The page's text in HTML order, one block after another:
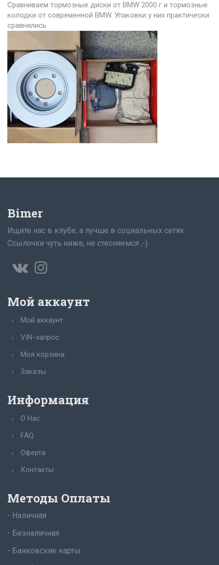
Сравниваем тормозные диски от BMW 2000 г и тормозные
колодки от современной BMW. Упаковки у них практически
сравнялись
Bimer
Ищите нас в клубе, а лучше в социальных сетях.
Ссылочки чуть ниже, не стесняемся ;-)
Мой аккаунт
Мой аккаунт
VIN-запрос
Моя корзина
Заказы
Информация
О Нас
FAQ
Оферта
Контакты
Методы Оплаты
- Наличная
- Безналичная
- Банковские карты